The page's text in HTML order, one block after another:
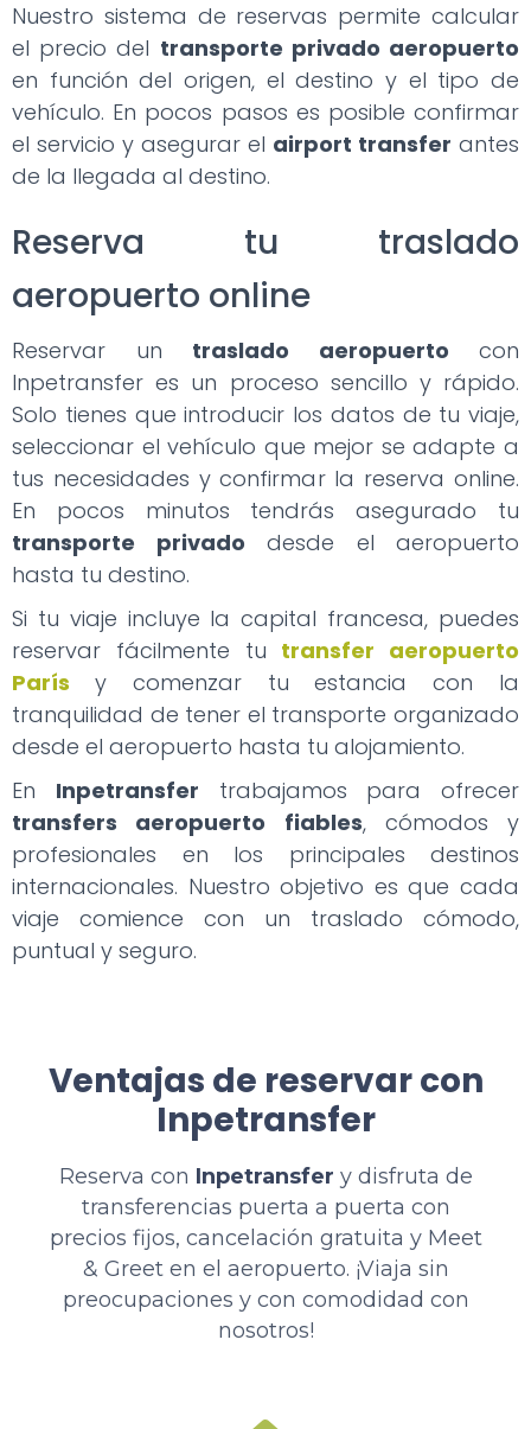
Nuestro sistema de reservas permite calcular
el precio del transporte privado aeropuerto
en función del origen, el destino y el tipo de
vehículo. En pocos pasos es posible confirmar
el servicio y asegurar el airport transfer antes
de la llegada al destino.
Reserva tu traslado
aeropuerto online
Reservar un traslado aeropuerto con
Inpetransfer es un proceso sencillo y rápido.
Solo tienes que introducir los datos de tu viaje,
seleccionar el vehículo que mejor se adapte a
tus necesidades y confirmar la reserva online.
En pocos minutos tendrás asegurado tu
transporte privado desde el aeropuerto
hasta tu destino.
Si tu viaje incluye la capital francesa, puedes
reservar fácilmente tu transfer aeropuerto
París y comenzar tu estancia con la
tranquilidad de tener el transporte organizado
desde el aeropuerto hasta tu alojamiento.
En Inpetransfer trabajamos para ofrecer
transfers aeropuerto fiables, cómodos y
profesionales en los principales destinos
internacionales. Nuestro objetivo es que cada
viaje comience con un traslado cómodo,
puntual y seguro.
Ventajas de reservar con
Inpetransfer
Reserva con Inpetransfer y disfruta de
transferencias puerta a puerta con
precios fijos, cancelación gratuita y Meet
& Greet en el aeropuerto. ¡Viaja sin
preocupaciones y con comodidad con
nosotros!